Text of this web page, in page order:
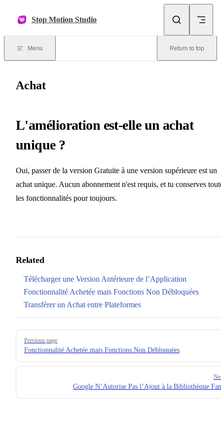
Stop Motion Studio
Menu Return to top
Achat
L'amélioration est-elle un achat
unique ?
Oui, passer de la version Gratuite à une version supérieure est un
achat unique. Aucun abonnement n'est requis, et tu conserves
les fonctionnalités pour toujours.
Related
Télécharger une Version Antérieure de l’Application
Fonctionnalité Achetée mais Fonctions Non Débloquées
Transférer un Achat entre Plateformes
Pager
Previous page
Fonctionnalité Achetée mais Fonctions Non Débloquées
Google N’Autorise Pas l’Ajout à la Bibliothèque